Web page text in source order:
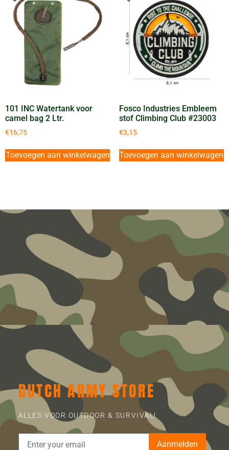
101 INC Watertank voor
camel bag 2 Ltr.
€16,75
Toevoegen aan winkelwagen
Fosco Industries Embleem
stof Climbing Club #23003
€3,15
Toevoegen aan winkelwagen
DUTCH ARMY STORE
ALLES VOOR OUTDOOR & SURVIVAL!
Aanmelden